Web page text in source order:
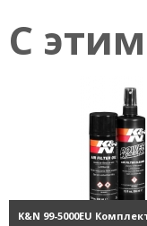
С
K&N 99-5000EU